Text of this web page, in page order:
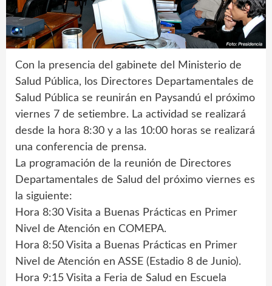
Con la presencia del gabinete del Ministerio de
Salud Pública, los Directores Departamentales de
Salud Pública se reunirán en Paysandú el próximo
viernes 7 de setiembre. La actividad se realizará
desde la hora 8:30 y a las 10:00 horas se realizará
una conferencia de prensa.
La programación de la reunión de Directores
Departamentales de Salud del próximo viernes es
la siguiente:
Hora 8:30 Visita a Buenas Prácticas en Primer
Nivel de Atención en COMEPA.
Hora 8:50 Visita a Buenas Prácticas en Primer
Nivel de Atención en ASSE (Estadio 8 de Junio).
Hora 9:15 Visita a Feria de Salud en Escuela